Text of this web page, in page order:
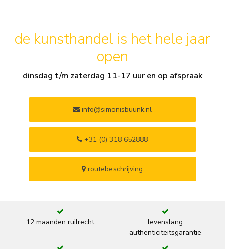
de kunsthandel is het hele jaar
open
dinsdag t/m zaterdag 11-17 uur en op afspraak
info@simonisbuunk.nl
+31 (0) 318 652888
routebeschrijving
12 maanden ruilrecht
levenslang
authenticiteitsgarantie